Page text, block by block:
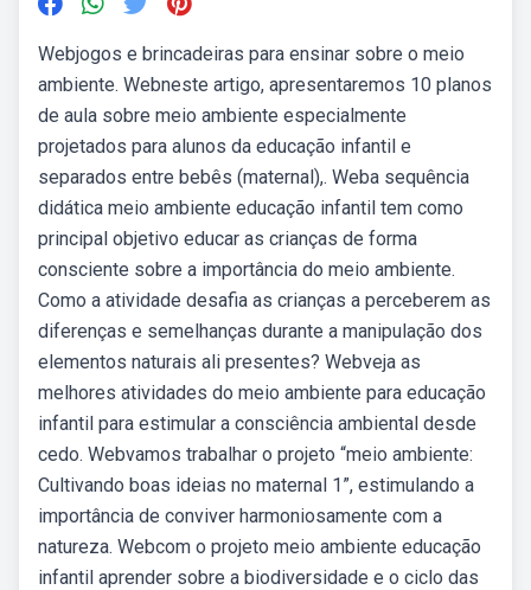
Webjogos e brincadeiras para ensinar sobre o meio
ambiente. Webneste artigo, apresentaremos 10 planos
de aula sobre meio ambiente especialmente
projetados para alunos da educação infantil e
separados entre bebês (maternal),. Weba sequência
didática meio ambiente educação infantil tem como
principal objetivo educar as crianças de forma
consciente sobre a importância do meio ambiente.
Como a atividade desafia as crianças a perceberem as
diferenças e semelhanças durante a manipulação dos
elementos naturais ali presentes? Webveja as
melhores atividades do meio ambiente para educação
infantil para estimular a consciência ambiental desde
cedo. Webvamos trabalhar o projeto “meio ambiente:
Cultivando boas ideias no maternal 1”, estimulando a
importância de conviver harmoniosamente com a
natureza. Webcom o projeto meio ambiente educação
infantil aprender sobre a biodiversidade e o ciclo das